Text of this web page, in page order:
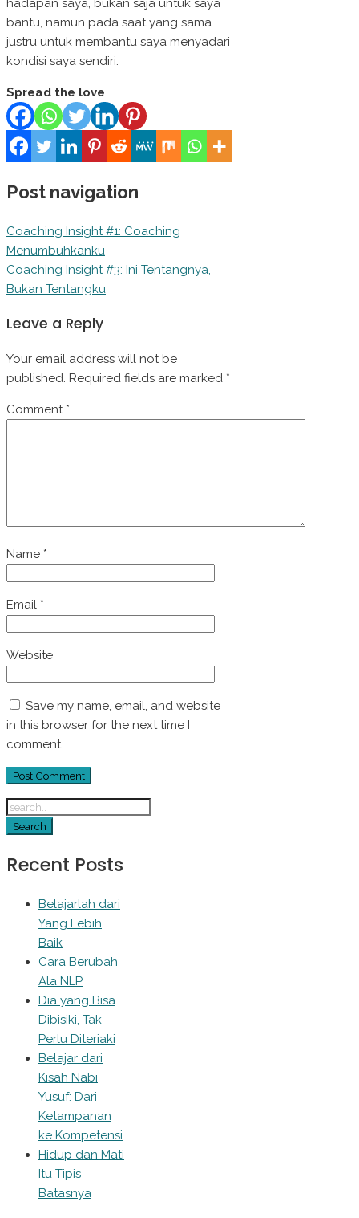
hadapan saya, bukan saja untuk saya
bantu, namun pada saat yang sama
justru untuk membantu saya menyadari
kondisi saya sendiri.
Spread the love
Post navigation
Coaching Insight #1: Coaching
Menumbuhkanku
Coaching Insight #3: Ini Tentangnya,
Bukan Tentangku
Leave a Reply
Your email address will not be
published. Required fields are marked *
Comment *
Name *
Email *
Website
Save my name, email, and website
in this browser for the next time I
comment.
Recent Posts
Belajarlah dari
Yang Lebih
Baik
Cara Berubah
Ala NLP
Dia yang Bisa
Dibisiki, Tak
Perlu Diteriaki
Belajar dari
Kisah Nabi
Yusuf: Dari
Ketampanan
ke Kompetensi
Hidup dan Mati
Itu Tipis
Batasnya